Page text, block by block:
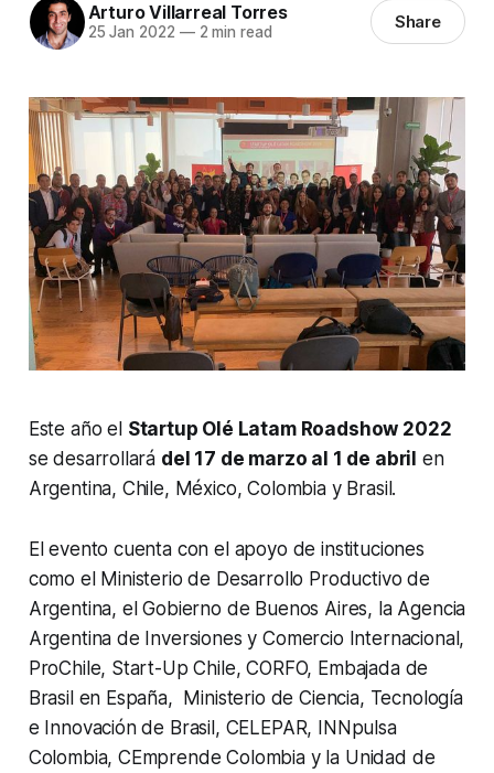
Arturo Villarreal Torres
25 Jan 2022 —2 min read Share
Este año el Startup Olé Latam Roadshow 2022
se desarrollará del 17 de marzo al 1 de abril en
Argentina, Chile, México, Colombia y Brasil.
El evento cuenta con el apoyo de instituciones
como el Ministerio de Desarrollo Productivo de
Argentina, el Gobierno de Buenos Aires, la Agencia
Argentina de Inversiones y Comercio Internacional,
ProChile, Start-Up Chile, CORFO, Embajada de
Brasil en España, Ministerio de Ciencia, Tecnología
e Innovación de Brasil, CELEPAR, INNpulsa
Colombia, CEmprende Colombia y la Unidad de